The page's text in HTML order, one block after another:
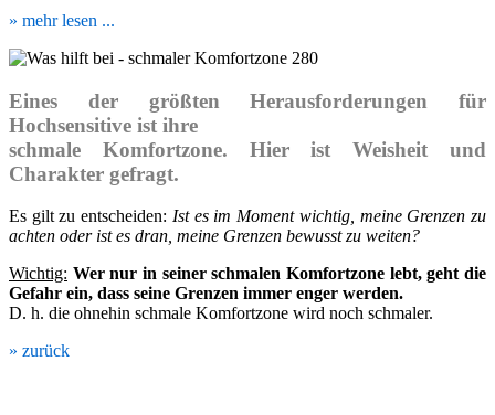
» mehr lesen ...
Eines der größten Herausforderungen für
Hochsensitive ist ihre
schmale Komfortzone. Hier ist Weisheit und
Charakter gefragt.
Es gilt zu entscheiden: Ist es im Moment wichtig, meine Grenzen zu
achten oder ist es dran, meine Grenzen bewusst zu weiten?
Wichtig: Wer nur in seiner schmalen Komfortzone lebt, geht die
Gefahr ein, dass seine Grenzen immer enger werden.
D. h. die ohnehin schmale Komfortzone wird noch schmaler.
» zurück